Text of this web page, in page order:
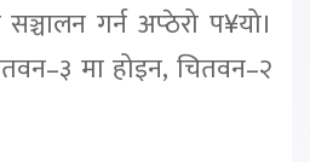
गर्न अप्ठेरो प¥यो।
मा होइन, चितवन–२